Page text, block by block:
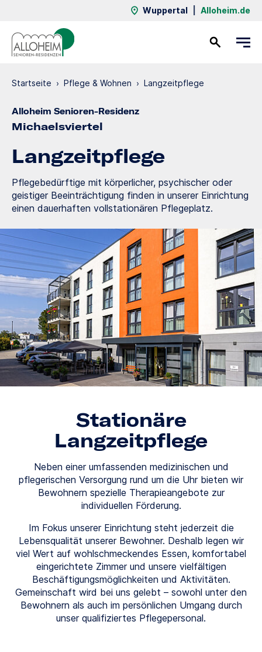
Wuppertal Alloheim.de
Startseite › Pflege & Wohnen › Langzeit­pflege
Alloheim Senioren-Residenz
Michaelsviertel
Langzeit­pflege
Pflegebedürftige mit körperlicher, psychischer oder
geistiger Beeinträchtigung finden in unserer Einrichtung
einen dauerhaften vollstationären Pflegeplatz.
Stationäre
Langzeitpflege
Neben einer umfassenden medizinischen und
pflegerischen Versorgung rund um die Uhr bieten wir
Bewohnern spezielle Therapieangebote zur
individuellen Förderung.
Im Fokus unserer Einrichtung steht jederzeit die
Lebensqualität unserer Bewohner. Deshalb legen wir
viel Wert auf wohlschmeckendes Essen, komfortabel
eingerichtete Zimmer und unsere vielfältigen
Beschäftigungsmöglichkeiten und Aktivitäten.
Gemeinschaft wird bei uns gelebt – sowohl unter den
Bewohnern als auch im persönlichen Umgang durch
unser qualifiziertes Pflegepersonal.